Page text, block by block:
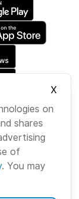
X
on
shares
of
. You may